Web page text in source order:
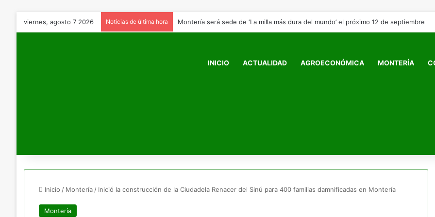
viernes, agosto 7 2026 Noticias de última hora Montería será sede de ‘La milla más dura del mundo’ el próximo 12 de septiembre
INICIO ACTUALIDAD AGROECONÓMICA MONTERÍA
Inicio / Montería / Inició la construcción de la Ciudadela Renacer del Sinú para 400 familias damnificadas en Montería
Montería